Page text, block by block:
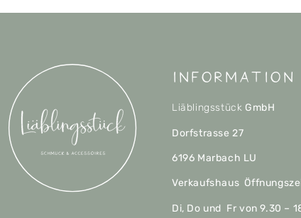
Information
Liäblingsstück GmbH
Dorfstrasse 27
6196 Marbach LU
Verkaufshaus
Di, Do und Fr von 9.30 –